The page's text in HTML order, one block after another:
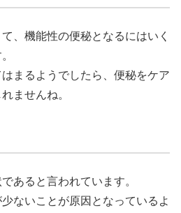
、機能性の便秘となるにはいく
まるようでしたら、便秘をケア
ませんね。
あると言われています。
ないことが原因となっているよ